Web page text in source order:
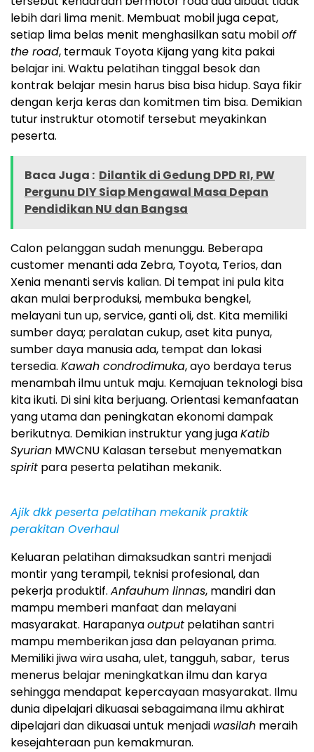
lebih dari lima menit. Membuat mobil juga cepat,
setiap lima belas menit menghasilkan satu mobiloff
the road, termauk Toyota Kijang yang kita pakai
belajar ini. Waktu pelatihan tinggal besok dan
kontrak belajar mesin harus bisa bisa hidup. Saya fikir
dengan kerja keras dan komitmen tim bisa. Demikian
tutur instruktur otomotif tersebut meyakinkan
peserta.
Baca Juga : Dilantik di Gedung DPD RI, PW
Pergunu DIY Siap Mengawal Masa Depan
Pendidikan NU dan Bangsa
Calon pelanggan sudah menunggu. Beberapa
customer menanti ada Zebra, Toyota, Terios, dan
Xenia menanti servis kalian. Di tempat ini pula kita
akan mulai berproduksi, membuka bengkel,
melayani tun up, service, ganti oli, dst. Kita memiliki
sumber daya; peralatan cukup, aset kita punya,
sumber daya manusia ada, tempat dan lokasi
tersedia. Kawah condrodimuka, ayo berdaya terus
menambah ilmu untuk maju. Kemajuan teknologi bisa
kita ikuti. Di sini kita berjuang. Orientasi kemanfaatan
yang utama dan peningkatan ekonomi dampak
berikutnya. Demikian instruktur yang jugaKatib
Syurian MWCNU Kalasan tersebut menyematkan
spirit para peserta pelatihan mekanik.
Ajik dkk peserta pelatihan mekanik praktik
perakitan Overhaul
Keluaran pelatihan dimaksudkan santri menjadi
montir yang terampil, teknisi profesional, dan
pekerja produktif. Anfauhum linnas, mandiri dan
mampu memberi manfaat dan melayani
masyarakat. Harapanyaoutput pelatihan santri
mampu memberikan jasa dan pelayanan prima.
Memiliki jiwa wira usaha, ulet, tangguh, sabar, terus
menerus belajar meningkatkan ilmu dan karya
sehingga mendapat kepercayaan masyarakat. Ilmu
dunia dipelajari dikuasai sebagaimana ilmu akhirat
dipelajari dan dikuasai untuk menjadi wasilah meraih
kesejahteraan pun kemakmuran.